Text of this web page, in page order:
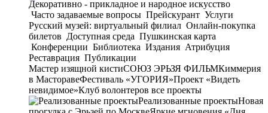
Декоративно - прикладное и народное искусство
Часто задаваемые вопросы Прейскурант Услуги
Русский музей: виртуальный филиал Онлайн-покупка
билетов Доступная среда Пушкинская карта
Конференции Библиотека Издания Атрибуция
Реставрация Публикации
Мастер изящной кистиСОЮЗ ЭРЬЗЯ ФИЛЬМКиммерия
в МасторавеФестиваль «УГОРИЯ»Проект «Видеть
невидимое»Клуб волонтеров все проекты
Реализованные проектыНовая